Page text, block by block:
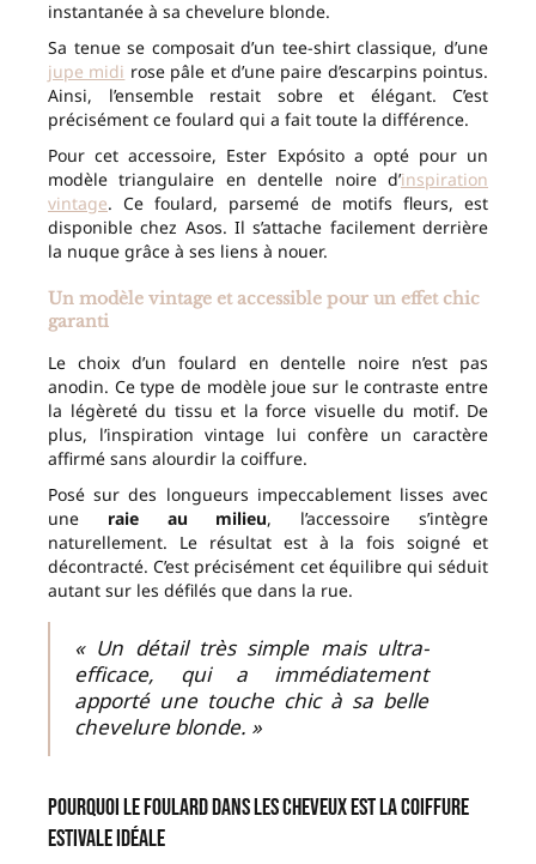
instantanée à sa chevelure blonde.
Sa tenue se composait d’un tee-shirt classique, d’une
jupe midi rose pâle et d’une paire d’escarpins pointus.
Ainsi, l’ensemble restait sobre et élégant. C’est
précisément ce foulard qui a fait toute la différence.
Pour cet accessoire, Ester Expósito a opté pour un
modèle triangulaire en dentelle noire d’inspiration
vintage. Ce foulard, parsemé de motifs fleurs, est
disponible chez Asos. Il s’attache facilement derrière
la nuque grâce à ses liens à nouer.
Un modèle vintage et accessible pour un effet chic
garanti
Le choix d’un foulard en dentelle noire n’est pas
anodin. Ce type de modèle joue sur le contraste entre
la légèreté du tissu et la force visuelle du motif. De
plus, l’inspiration vintage lui confère un caractère
affirmé sans alourdir la coiffure.
Posé sur des longueurs impeccablement lisses avec
une raie au milieu, l’accessoire s’intègre
naturellement. Le résultat est à la fois soigné et
décontracté. C’est précisément cet équilibre qui séduit
autant sur les défilés que dans la rue.
« Un détail très simple mais ultra-
efficace, qui a immédiatement
apporté une touche chic à sa belle
chevelure blonde. »
Pourquoi le foulard dans les cheveux est la coiffure
estivale idéale